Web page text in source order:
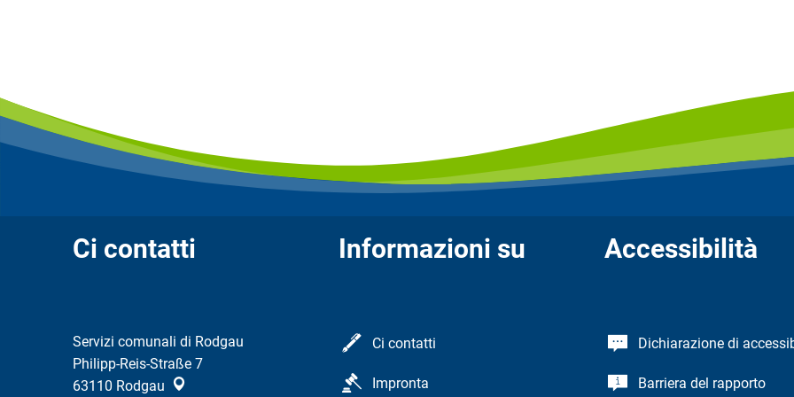
Ci contatti
Servizi comunali di Rodgau
Philipp-Reis-Straße 7
63110 Rodgau
Informazioni su
Ci contatti
Impronta
Accessibilità
Dichiarazione di
Barriera del rapporto